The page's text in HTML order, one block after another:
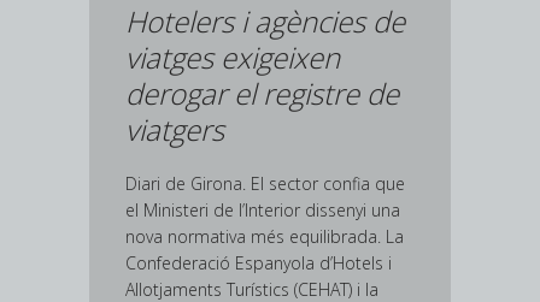
Hotelers i agències de
viatges exigeixen
derogar el registre de
viatgers
Diari de Girona. El sector confia que
el Ministeri de l’Interior dissenyi una
nova normativa més equilibrada. La
Confederació Espanyola d’Hotels i
Allotjaments Turístics (CEHAT) i la